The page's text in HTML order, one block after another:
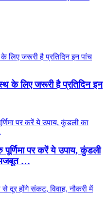
के लिए जरूरी है प्रतिदिन इन
पूर्णिमा पर करें ये उपाय, कुंडली
मजबूत …